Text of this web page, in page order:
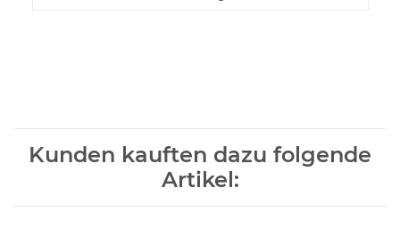
Kunden kauften dazu folgende
Artikel: